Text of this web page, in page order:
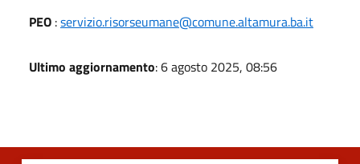
PEO :servizio.risorseumane@comune.altamura.ba.it
Ultimo aggiornamento: 6 agosto 2025, 08:56